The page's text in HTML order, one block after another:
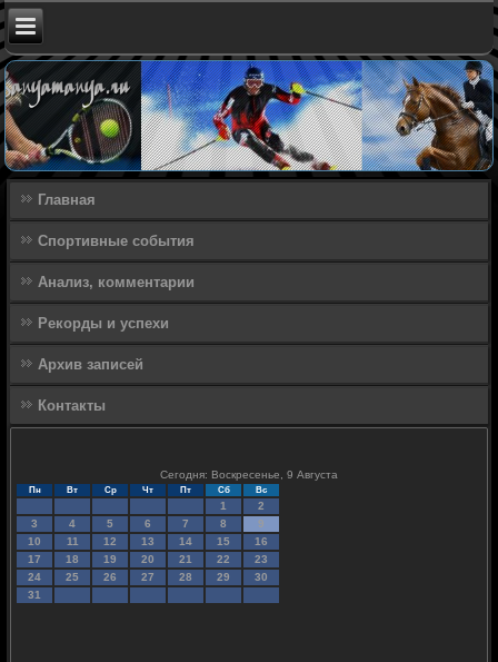
Главная
Спортивные события
Анализ, комментарии
Рекорды и успехи
Архив записей
Контакты
Сегодня: Воскресенье, 9 Августа
Пн Вт Ср Чт Пт Сб Вс
1
2
3
4 5 6 7 8
9
10
11 12 13 14 15
16
17
18 19 20 21 22
23
24
25 26 27 28 29
30
31